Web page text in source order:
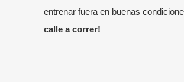
entrenar fuera en buenas
calle a correr!